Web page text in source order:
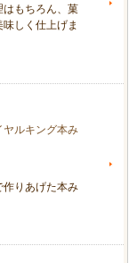
はもちろん、菓
しく仕上げま
ヤルキング本み
作りあげた本み